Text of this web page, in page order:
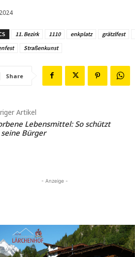
11. Bezirk 1110 enkplatz grätzlfest
Straßenkunst
Share
Artikel
Lebensmittel: So schützt
Bürger
- Anzeige -